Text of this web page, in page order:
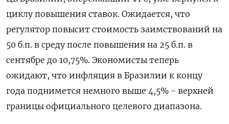
циклу повышения ставок. Ожидается, что
регулятор повысит стоимость заимствований на
50 б.п. в среду после повышения на 25 б.п. в
сентябре до 10,75%. Экономисты теперь
ожидают, что инфляция в Бразилии к концу
года поднимется немного выше 4,5% - верхней
границы официального целевого диапазона.